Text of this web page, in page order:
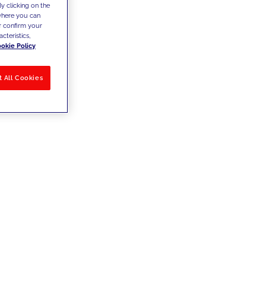
clicking on the
you can
confirm your
Policy
All Cookies